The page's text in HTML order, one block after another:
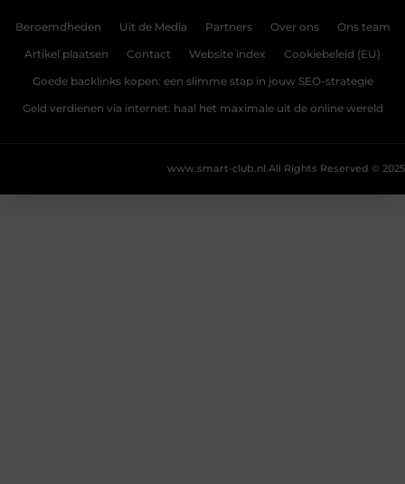
Beroemdheden Uit de Media Partners Over ons Ons team
Artikel plaatsen Contact Website index Cookiebeleid (EU)
Goede backlinks kopen: een slimme stap in jouw SEO-strategie
Geld verdienen via internet: haal het maximale uit de online wereld
All Rights Reserved © 2025
www.smart-club.nl.